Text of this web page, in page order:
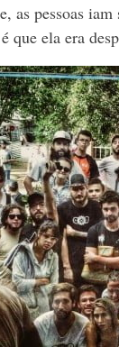
as pessoas iam
que ela era